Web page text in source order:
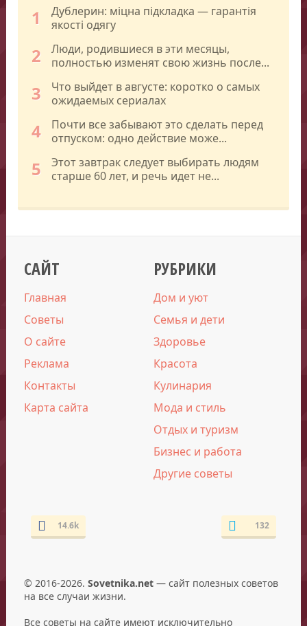
1
Дублерин: міцна підкладка — гарантія
якості одягу
2
Люди, родившиеся в эти месяцы,
полностью изменят свою жизнь после...
3
Что выйдет в августе: коротко о самых
ожидаемых сериалах
4
Почти все забывают это сделать перед
отпуском: одно действие може...
5
Этот завтрак следует выбирать людям
старше 60 лет, и речь идет не...
САЙТ
Главная
Советы
О сайте
Реклама
Контакты
Карта сайта
РУБРИКИ
Дом и уют
Семья и дети
Здоровье
Красота
Кулинария
Мода и стиль
Отдых и туризм
Бизнес и работа
Другие советы
14.6k 132
© 2016-2026. Sovetnika.net— сайт полезных советов
на все случаи жизни.
Все советы на сайте имеют исключительно